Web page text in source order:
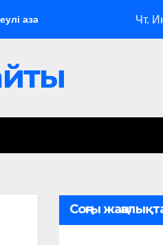
әлеуметтік Чт.
Соңғы